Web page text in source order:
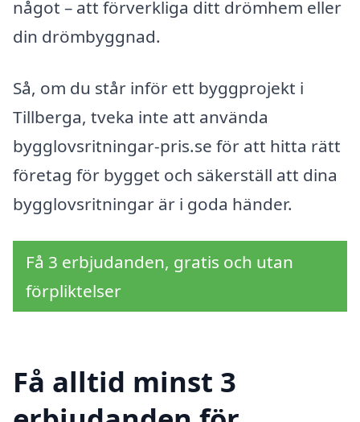
något – att förverkliga ditt drömhem eller
din drömbyggnad.
Så, om du står inför ett byggprojekt i
Tillberga, tveka inte att använda
bygglovsritningar-pris.se för att hitta rätt
företag för bygget och säkerställ att dina
bygglovsritningar är i goda händer.
Få 3 erbjudanden, gratis och utan
förpliktelser
Få alltid minst 3